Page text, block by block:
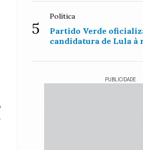
5
Política
Partido Verde
candidatura de Lula à
PUBLICIDADE